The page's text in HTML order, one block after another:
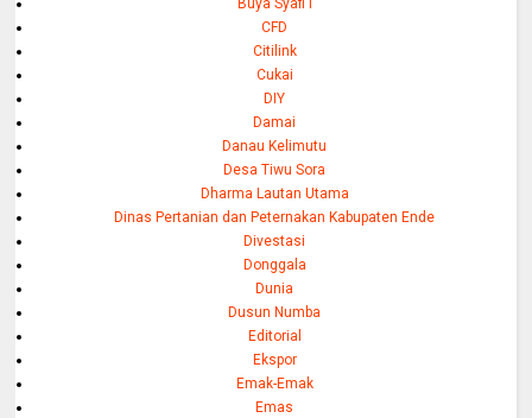
Buya Syafi'i
CFD
Citilink
Cukai
DIY
Damai
Danau Kelimutu
Desa Tiwu Sora
Dharma Lautan Utama
Dinas Pertanian dan Peternakan Kabupaten Ende
Divestasi
Donggala
Dunia
Dusun Numba
Editorial
Ekspor
Emak-Emak
Emas